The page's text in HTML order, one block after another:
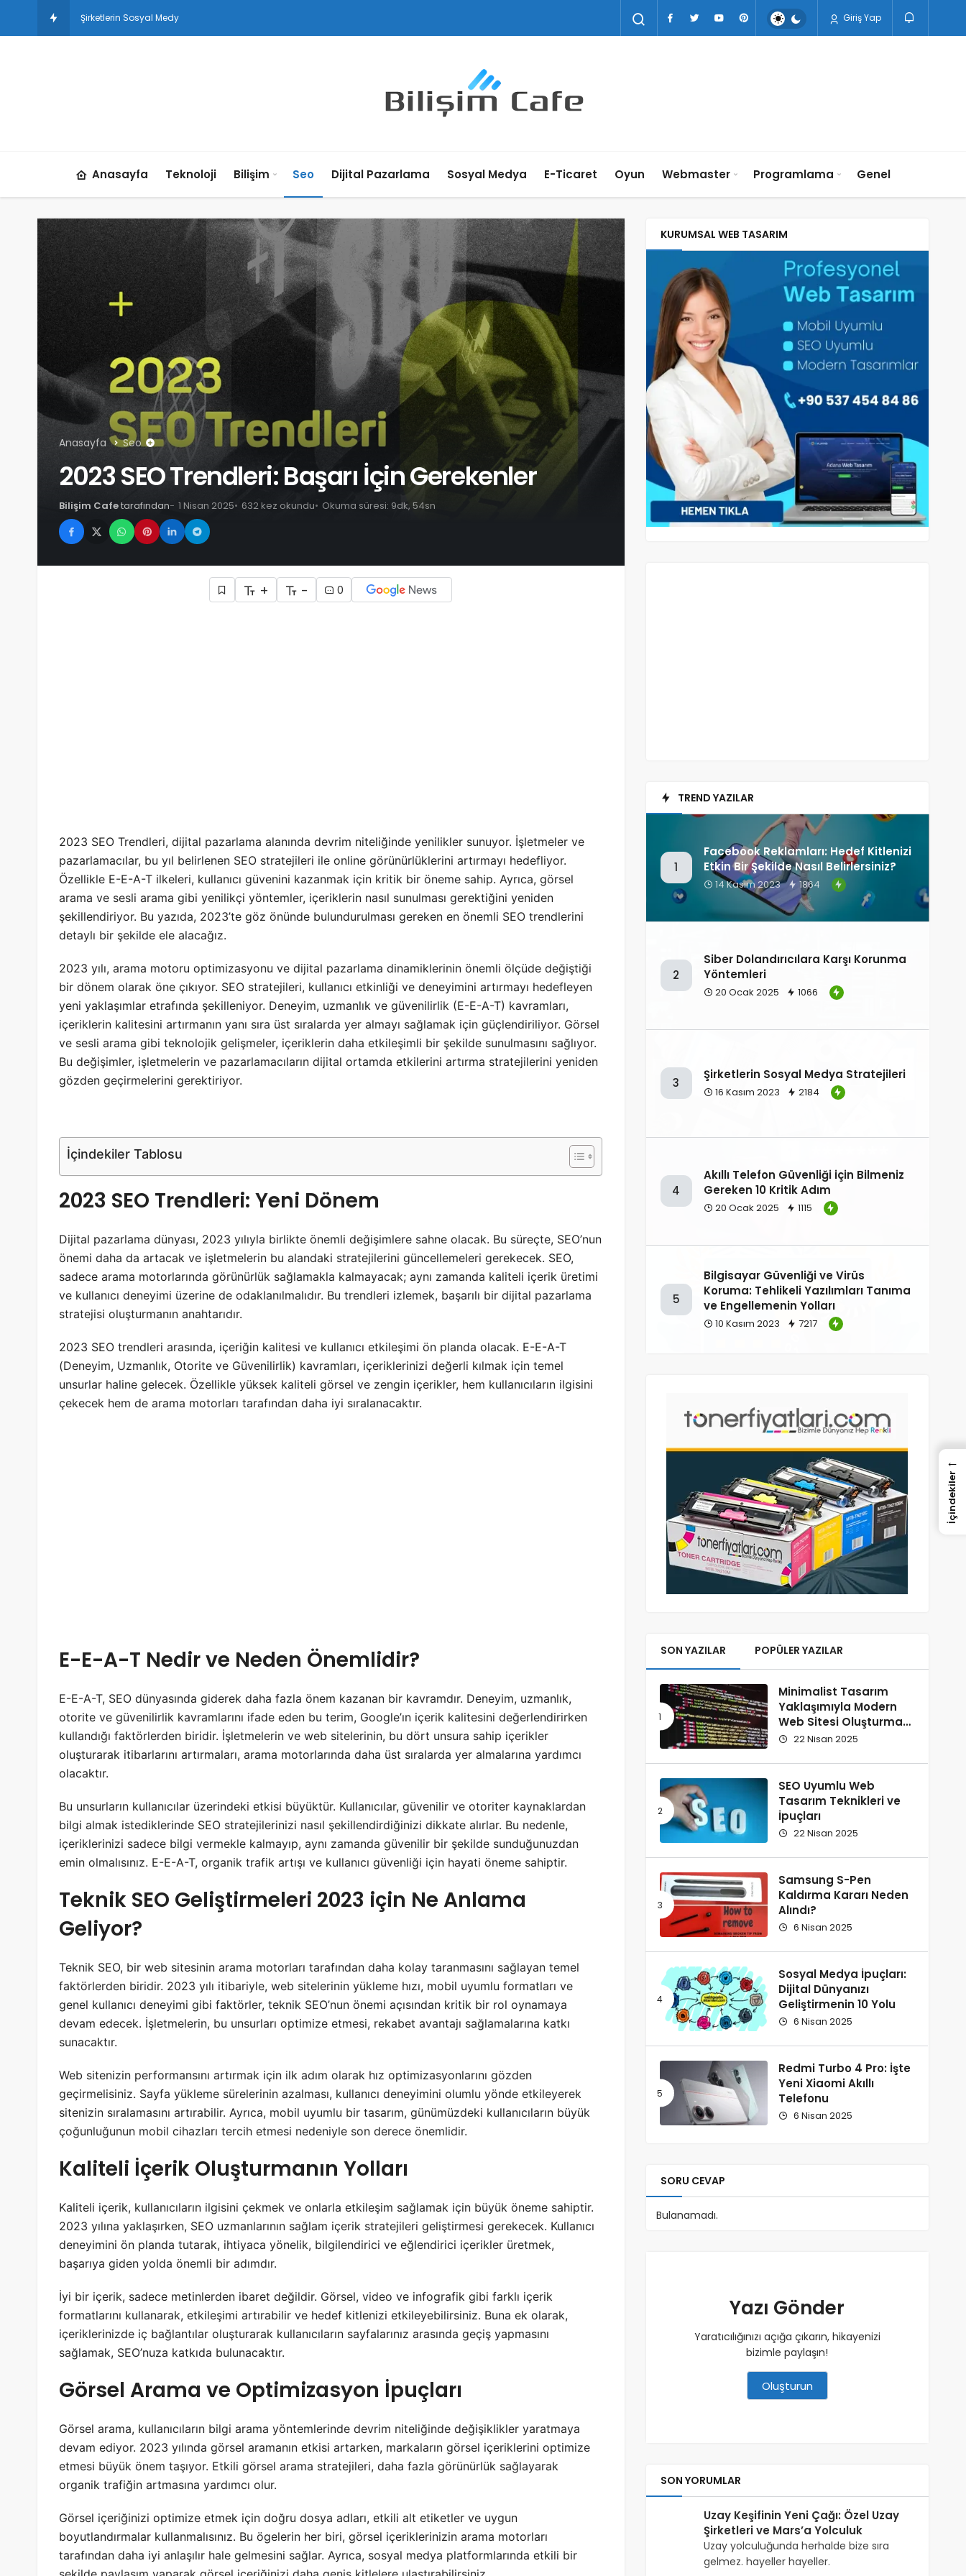
Şirketlerin Sosyal Medya Stratejileri Giriş Yap
Anasayfa Teknoloji Bilişim Seo Dijital Pazarlama Sosyal Medya E-Ticaret Oyun Webmaster Programlama Genel
Anasayfa Seo
2023 SEO Trendleri: Başarı İçin Gerekenler
Bilişim Cafetarafından 1 Nisan 2025 632 kez okundu Okuma süresi: 9dk, 54sn
+ - 0
2023 SEO Trendleri, dijital pazarlama alanında devrim niteliğinde yenilikler sunuyor. İşletmeler ve
pazarlamacılar, bu yıl belirlenen SEO stratejileri ile online görünürlüklerini artırmayı hedefliyor.
Özellikle E-E-A-T ilkeleri, kullanıcı güvenini kazanmak için kritik bir öneme sahip. Ayrıca, görsel
arama ve sesli arama gibi yenilikçi yöntemler, içeriklerin nasıl sunulması gerektiğini yeniden
şekillendiriyor. Bu yazıda, 2023’te göz önünde bulundurulması gereken en önemli SEO trendlerini
detaylı bir şekilde ele alacağız.
2023 yılı, arama motoru optimizasyonu ve dijital pazarlama dinamiklerinin önemli ölçüde değiştiği
bir dönem olarak öne çıkıyor. SEO stratejileri, kullanıcı etkinliği ve deneyimini artırmayı hedefleyen
yeni yaklaşımlar etrafında şekilleniyor. Deneyim, uzmanlık ve güvenilirlik (E-E-A-T) kavramları,
içeriklerin kalitesini artırmanın yanı sıra üst sıralarda yer almayı sağlamak için güçlendiriliyor. Görsel
ve sesli arama gibi teknolojik gelişmeler, içeriklerin daha etkileşimli bir şekilde sunulmasını sağlıyor.
Bu değişimler, işletmelerin ve pazarlamacıların dijital ortamda etkilerini artırma stratejilerini yeniden
gözden geçirmelerini gerektiriyor.
İçindekiler Tablosu
2023 SEO Trendleri: Yeni Dönem
Dijital pazarlama dünyası, 2023 yılıyla birlikte önemli değişimlere sahne olacak. Bu süreçte, SEO’nun
önemi daha da artacak ve işletmelerin bu alandaki stratejilerini güncellemeleri gerekecek. SEO,
sadece arama motorlarında görünürlük sağlamakla kalmayacak; aynı zamanda kaliteli içerik üretimi
ve kullanıcı deneyimi üzerine de odaklanılmalıdır. Bu trendleri izlemek, başarılı bir dijital pazarlama
stratejisi oluşturmanın anahtarıdır.
2023 SEO trendleri arasında, içeriğin kalitesi ve kullanıcı etkileşimi ön planda olacak. E-E-A-T
(Deneyim, Uzmanlık, Otorite ve Güvenilirlik) kavramları, içeriklerinizi değerli kılmak için temel
unsurlar haline gelecek. Özellikle yüksek kaliteli görsel ve zengin içerikler, hem kullanıcıların ilgisini
çekecek hem de arama motorları tarafından daha iyi sıralanacaktır.
E-E-A-T Nedir ve Neden Önemlidir?
E-E-A-T, SEO dünyasında giderek daha fazla önem kazanan bir kavramdır. Deneyim, uzmanlık,
otorite ve güvenilirlik kavramlarını ifade eden bu terim, Google’ın içerik kalitesini değerlendirirken
kullandığı faktörlerden biridir. İşletmelerin ve web sitelerinin, bu dört unsura sahip içerikler
oluşturarak itibarlarını artırmaları, arama motorlarında daha üst sıralarda yer almalarına yardımcı
olacaktır.
Bu unsurların kullanıcılar üzerindeki etkisi büyüktür. Kullanıcılar, güvenilir ve otoriter kaynaklardan
bilgi almak istediklerinde SEO stratejilerinizi nasıl şekillendirdiğinizi dikkate alırlar. Bu nedenle,
içeriklerinizi sadece bilgi vermekle kalmayıp, aynı zamanda güvenilir bir şekilde sunduğunuzdan
emin olmalısınız. E-E-A-T, organik trafik artışı ve kullanıcı güvenliği için hayati öneme sahiptir.
Teknik SEO Geliştirmeleri 2023 için Ne Anlama
Geliyor?
Teknik SEO, bir web sitesinin arama motorları tarafından daha kolay taranmasını sağlayan temel
faktörlerden biridir. 2023 yılı itibariyle, web sitelerinin yükleme hızı, mobil uyumlu formatları ve
genel kullanıcı deneyimi gibi faktörler, teknik SEO’nun önemi açısından kritik bir rol oynamaya
devam edecek. İşletmelerin, bu unsurları optimize etmesi, rekabet avantajı sağlamalarına katkı
sunacaktır.
Web sitenizin performansını artırmak için ilk adım olarak hız optimizasyonlarını gözden
geçirmelisiniz. Sayfa yükleme sürelerinin azalması, kullanıcı deneyimini olumlu yönde etkileyerek
sitenizin sıralamasını artırabilir. Ayrıca, mobil uyumlu bir tasarım, günümüzdeki kullanıcıların büyük
çoğunluğunun mobil cihazları tercih etmesi nedeniyle son derece önemlidir.
Kaliteli İçerik Oluşturmanın Yolları
Kaliteli içerik, kullanıcıların ilgisini çekmek ve onlarla etkileşim sağlamak için büyük öneme sahiptir.
2023 yılına yaklaşırken, SEO uzmanlarının sağlam içerik stratejileri geliştirmesi gerekecek. Kullanıcı
deneyimini ön planda tutarak, ihtiyaca yönelik, bilgilendirici ve eğlendirici içerikler üretmek,
başarıya giden yolda önemli bir adımdır.
İyi bir içerik, sadece metinlerden ibaret değildir. Görsel, video ve infografik gibi farklı içerik
formatlarını kullanarak, etkileşimi artırabilir ve hedef kitlenizi etkileyebilirsiniz. Buna ek olarak,
içeriklerinizde iç bağlantılar oluşturarak kullanıcıların sayfalarınız arasında geçiş yapmasını
sağlamak, SEO’nuza katkıda bulunacaktır.
Görsel Arama ve Optimizasyon İpuçları
Görsel arama, kullanıcıların bilgi arama yöntemlerinde devrim niteliğinde değişiklikler yaratmaya
devam ediyor. 2023 yılında görsel aramanın etkisi artarken, markaların görsel içeriklerini optimize
etmesi büyük önem taşıyor. Etkili görsel arama stratejileri, daha fazla görünürlük sağlayarak
organik trafiğin artmasına yardımcı olur.
Görsel içeriğinizi optimize etmek için doğru dosya adları, etkili alt etiketler ve uygun
boyutlandırmalar kullanmalısınız. Bu ögelerin her biri, görsel içeriklerinizin arama motorları
tarafından daha iyi anlaşılır hale gelmesini sağlar. Ayrıca, sosyal medya platformlarında etkili bir
KURUMSAL WEB TASARIM
TREND YAZILAR
1
Facebook Reklamları: Hedef Kitlenizi
Etkin Bir Şekilde Nasıl Belirlersiniz?
14 Kasım 2023 1864
2
Siber Dolandırıcılara Karşı Korunma
Yöntemleri
20 Ocak 2025 1066
3
Şirketlerin Sosyal Medya Stratejileri
16 Kasım 2023 2184
4
Akıllı Telefon Güvenliği için Bilmeniz
Gereken 10 Kritik Adım
20 Ocak 2025 1115
5
Bilgisayar Güvenliği ve Virüs
Koruma: Tehlikeli Yazılımları Tanıma
ve Engellemenin Yolları
10 Kasım 2023 7217
SON YAZILAR POPÜLER YAZILAR
Minimalist Tasarım
Yaklaşımıyla Modern
Web Sitesi Oluşturma
Rehberi
22 Nisan 2025
SEO Uyumlu Web
Tasarım Teknikleri ve
İpuçları
22 Nisan 2025
Samsung S-Pen
Kaldırma Kararı Neden
Alındı?
6 Nisan 2025
Sosyal Medya İpuçları:
Dijital Dünyanızı
Geliştirmenin 10 Yolu
6 Nisan 2025
Redmi Turbo 4 Pro: İşte
Yeni Xiaomi Akıllı
Telefonu
6 Nisan 2025
SORU CEVAP
Bulanamadı.
Yazı Gönder
Yaratıcılığınızı açığa çıkarın, hikayenizi
bizimle paylaşın!
Oluşturun
SON YORUMLAR
Uzay Keşifinin Yeni Çağı: Özel Uzay
Şirketleri ve Mars’a Yolculuk
Uzay yolculuğunda herhalde bize sıra
gelmez. hayeller hayeller.
←
İçindekiler